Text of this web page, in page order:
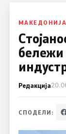
МАКЕДОНИЈА
бележи
Редакција
СПОДЕЛИ: